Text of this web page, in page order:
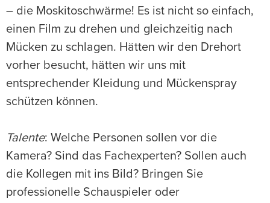
– die Moskitoschwärme! Es ist nicht so einfach,
einen Film zu drehen und gleichzeitig nach
Mücken zu schlagen. Hätten wir den Drehort
vorher besucht, hätten wir uns mit
entsprechender Kleidung und Mückenspray
schützen können.
Talente: Welche Personen sollen vor die
Kamera? Sind das Fachexperten? Sollen auch
die Kollegen mit ins Bild? Bringen Sie
professionelle Schauspieler oder